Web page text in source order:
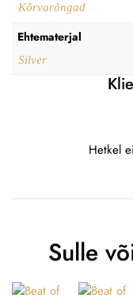
Kõrvarõngad
Ehtematerjal
Silver
Hetkel
Sulle